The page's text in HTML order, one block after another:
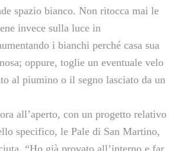
spazio bianco. Non ritocca mai le
invece sulla luce in
i bianchi perché casa sua
oppure, toglie un eventuale velo
al piumino o il segno lasciato da un
all’aperto, con un progetto relativo
specifico, le Pale di San Martino,
“Ho già provato all’interno e far